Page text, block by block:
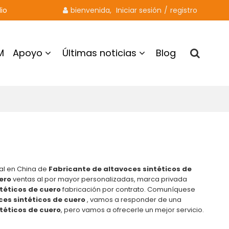
bienvenida, Iniciar sesión / registro
Apoyo Últimas noticias Blog
en China de Fabricante de altavoces sintéticos de
ventas al por mayor personalizadas, marca privada
de cuerofabricación por contrato. Comuníquese
sintéticos de cuero, vamos a responder de una
de cuero, pero vamos a ofrecerle un mejor servicio.